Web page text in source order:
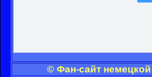
© Фан-сайт